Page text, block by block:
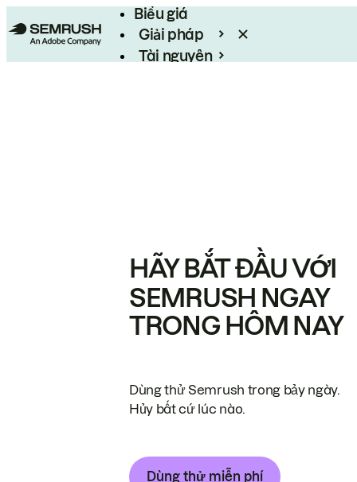
Biểu giá
Giải pháp
Tài nguyên
HÃY BẮT ĐẦU VỚI
SEMRUSH NGAY
TRONG HÔM NAY
Dùng thử Semrush trong bảy ngày.
Hủy bất cứ lúc nào.
Dùng thử miễn phí